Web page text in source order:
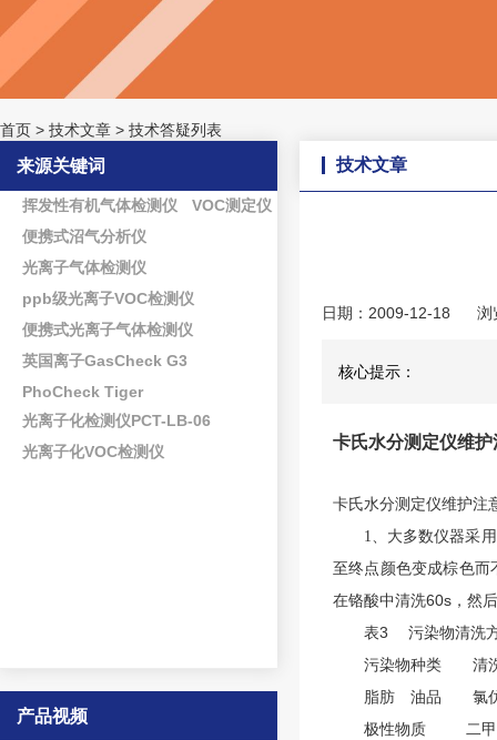
首页 > 技术文章 > 技术答疑列表
来源关键词
挥发性有机气体检测仪
VOC测定仪
便携式沼气分析仪
光离子气体检测仪
ppb级光离子VOC检测仪
便携式光离子气体检测仪
英国离子GasCheck G3
PhoCheck Tiger
光离子化检测仪PCT-LB-06
光离子化VOC检测仪
产品视频
技术文章
日期：2009-12-18 浏
核心提示：
卡氏水分测定仪维
卡氏水分测定仪维护注
1、 大多数仪器采
至终点颜色变成棕色而
在铬酸中清洗60s ， 然
表3 污染物清洗
污染物种类
清
脂肪 油品
氯
极性物质
二